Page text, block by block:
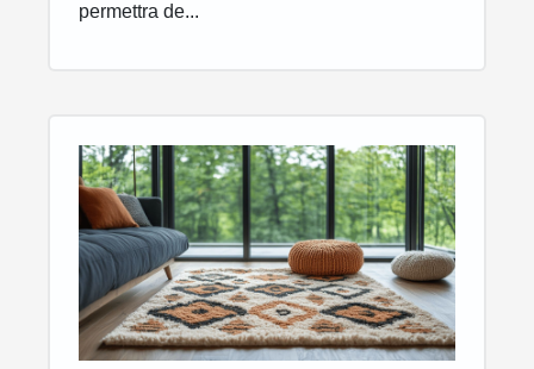
permettra de...